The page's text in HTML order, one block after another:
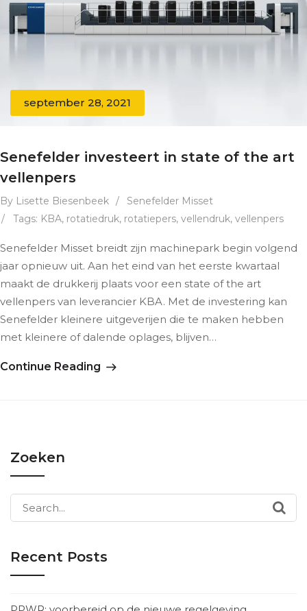
september 28, 2021
Senefelder investeert in state of the art
vellenpers
By Lisette Biesenbeek /
Senefelder Misset
/
Tags: KBA, rotatiedruk, rotatiepers, vellendruk, vellenpers
Senefelder Misset breidt zijn machinepark begin volgend
jaar opnieuw uit. Aan het eind van het eerste kwartaal
maakt de drukkerij plaats voor een state of the art
vellenpers van leverancier KBA. Met de investering kan
Senefelder kleinere uitgeverijen die te maken hebben
met kleinere of dalende oplages, blijven…
Continue Reading
Zoeken
Search
for:
Recent Posts